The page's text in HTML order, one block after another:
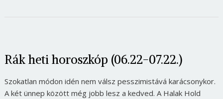
Rák heti horoszkóp (06.22-07.22.)
Szokatlan módon idén nem válsz pesszimistává karácsonykor.
A két ünnep között még jobb lesz a kedved. A Halak Hold